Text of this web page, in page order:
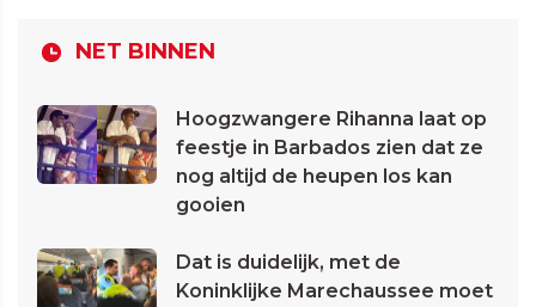
NET BINNEN
Hoogzwangere Rihanna laat op
feestje in Barbados zien dat ze
nog altijd de heupen los kan
gooien
Dat is duidelijk, met de
Koninklijke Marechaussee moet